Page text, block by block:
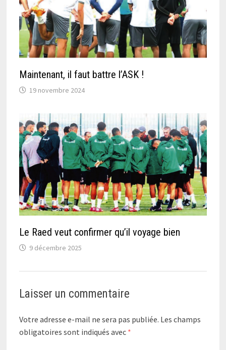
Maintenant, il faut battre l’ASK !
19 novembre 2024
Le Raed veut confirmer qu’il voyage bien
9 décembre 2025
Laisser un commentaire
Votre adresse e-mail ne sera pas publiée. Les champs
obligatoires sont indiqués avec *